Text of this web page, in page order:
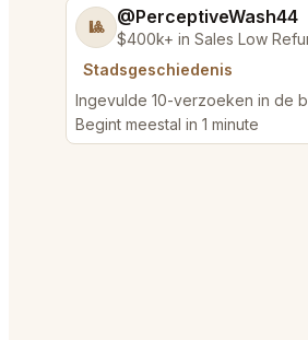
🎱 @PerceptiveWash44
$400k+ in Sales Low
Stadsgeschiedenis
Ingevulde 10-verzoeken in de
Begint meestal in 1 minute